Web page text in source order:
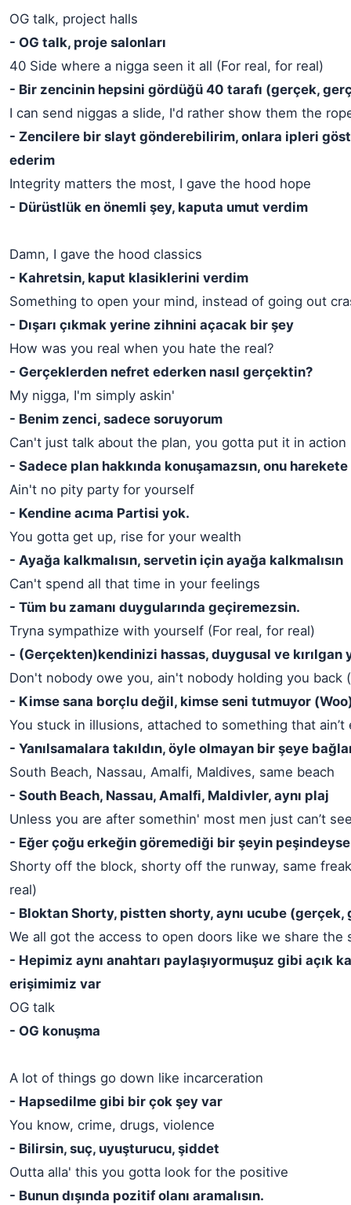
OG talk, project halls
- OG talk, proje salonları
40 Side where a nigga seen it all (For real, for real)
- Bir zencinin hepsini gördüğü 40 tarafı (gerçek,
I can send niggas a slide, I'd rather show them the
- Zencilere bir slayt gönderebilirim, onlara ipleri
ederim
Integrity matters the most, I gave the hood hope
- Dürüstlük en önemli şey, kaputa umut verdim
Damn, I gave the hood classics
- Kahretsin, kaput klasiklerini verdim
Something to open your mind, instead of going out
- Dışarı çıkmak yerine zihnini açacak bir şey
How was you real when you hate the real?
- Gerçeklerden nefret ederken nasıl gerçektin?
My nigga, I'm simply askin'
- Benim zenci, sadece soruyorum
Can't just talk about the plan, you gotta put it in action
- Sadece plan hakkında konuşamazsın, onu
Ain't no pity party for yourself
- Kendine acıma Partisi yok.
You gotta get up, rise for your wealth
- Ayağa kalkmalısın, servetin için ayağa kalkmalısın
Can't spend all that time in your feelings
- Tüm bu zamanı duygularında geçiremezsin.
Tryna sympathize with yourself (For real, for real)
- (Gerçekten)kendinizi hassas, duygusal ve kırılgan
Don't nobody owe you, ain't nobody holding you back
- Kimse sana borçlu değil, kimse seni tutmuyor
You stuck in illusions, attached to something that ain’t
- Yanılsamalara takıldın, öyle olmayan bir şeye
South Beach, Nassau, Amalfi, Maldives, same beach
- South Beach, Nassau, Amalfi, Maldivler, aynı plaj
Unless you are after somethin' most men just can’t
- Eğer çoğu erkeğin göremediği bir şeyin
Shorty off the block, shorty off the runway, same
real)
- Bloktan Shorty, pistten shorty, aynı ucube (gerçek,
We all got the access to open doors like we share the
- Hepimiz aynı anahtarı paylaşıyormuşuz gibi açık
erişimimiz var
OG talk
- OG konuşma
A lot of things go down like incarceration
- Hapsedilme gibi bir çok şey var
You know, crime, drugs, violence
- Bilirsin, suç, uyuşturucu, şiddet
Outta alla' this you gotta look for the positive
- Bunun dışında pozitif olanı aramalısın.